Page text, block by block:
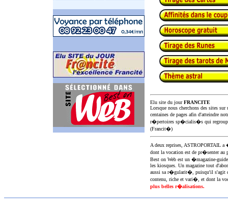
Elu site du jourFRANCITE
Lorsque nous cherchons des sites
centaines de pages afin d'atteindre
r�pertoires sp�cialis�s qui
(Francit�)
A deux reprises,
dont la vocation est de pr�senter au
Best on Web est un �magazine-
les kiosques. Un magazine tout
aussi sa r�gularit�, puisqu'il s'agit
contenu, riche et vari�, et dont la
plus belles r�alisations.